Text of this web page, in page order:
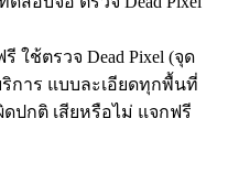
ใช้ตรวจ Dead Pixel (จุด
การ แบบละเอียดทุกพื้นที่
ปกติ เสียหรือไม่ แจกฟรี